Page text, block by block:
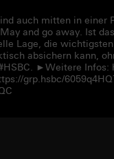
auch mitten in
and go away. Ist
Lage, die
absichern kann,
►Weitere
grp.hsbc/